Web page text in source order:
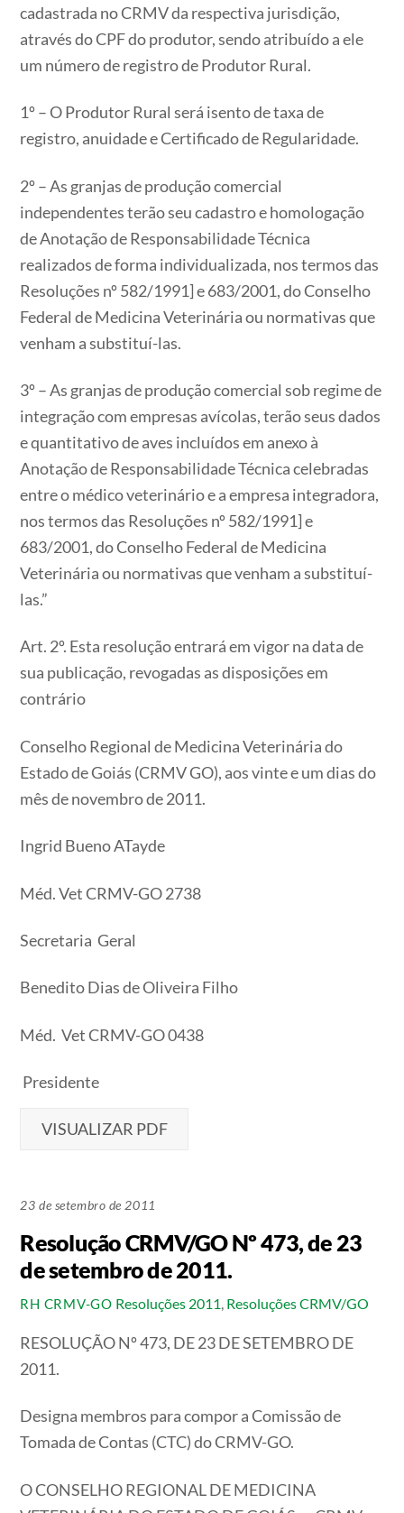
cadastrada no CRMV da respectiva jurisdição,
através do CPF do produtor, sendo atribuído a ele
um número de registro de Produtor Rural.
1º – O Produtor Rural será isento de taxa de
registro, anuidade e Certificado de Regularidade.
2º – As granjas de produção comercial
independentes terão seu cadastro e homologação
de Anotação de Responsabilidade Técnica
realizados de forma individualizada, nos termos das
Resoluções nº 582/1991] e 683/2001, do Conselho
Federal de Medicina Veterinária ou normativas que
venham a substituí-las.
3º – As granjas de produção comercial sob regime de
integração com empresas avícolas, terão seus dados
e quantitativo de aves incluídos em anexo à
Anotação de Responsabilidade Técnica celebradas
entre o médico veterinário e a empresa integradora,
nos termos das Resoluções nº 582/1991] e
683/2001, do Conselho Federal de Medicina
Veterinária ou normativas que venham a substituí-
las.”
Art. 2º. Esta resolução entrará em vigor na data de
sua publicação, revogadas as disposições em
contrário
Conselho Regional de Medicina Veterinária do
Estado de Goiás (CRMV GO), aos vinte e um dias do
mês de novembro de 2011.
Ingrid Bueno ATayde
Méd. Vet CRMV-GO 2738
Secretaria Geral
Benedito Dias de Oliveira Filho
Méd. Vet CRMV-GO 0438
Presidente
VISUALIZAR PDF
23 de setembro de 2011
Resolução CRMV/GO Nº 473, de 23
de setembro de 2011.
RH CRMV-GO Resoluções 2011 Resoluções CRMV/GO
RESOLUÇÃO Nº 473, DE 23 DE SETEMBRO DE
2011.
Designa membros para compor a Comissão de
Tomada de Contas (CTC) do CRMV-GO.
O CONSELHO REGIONAL DE MEDICINA